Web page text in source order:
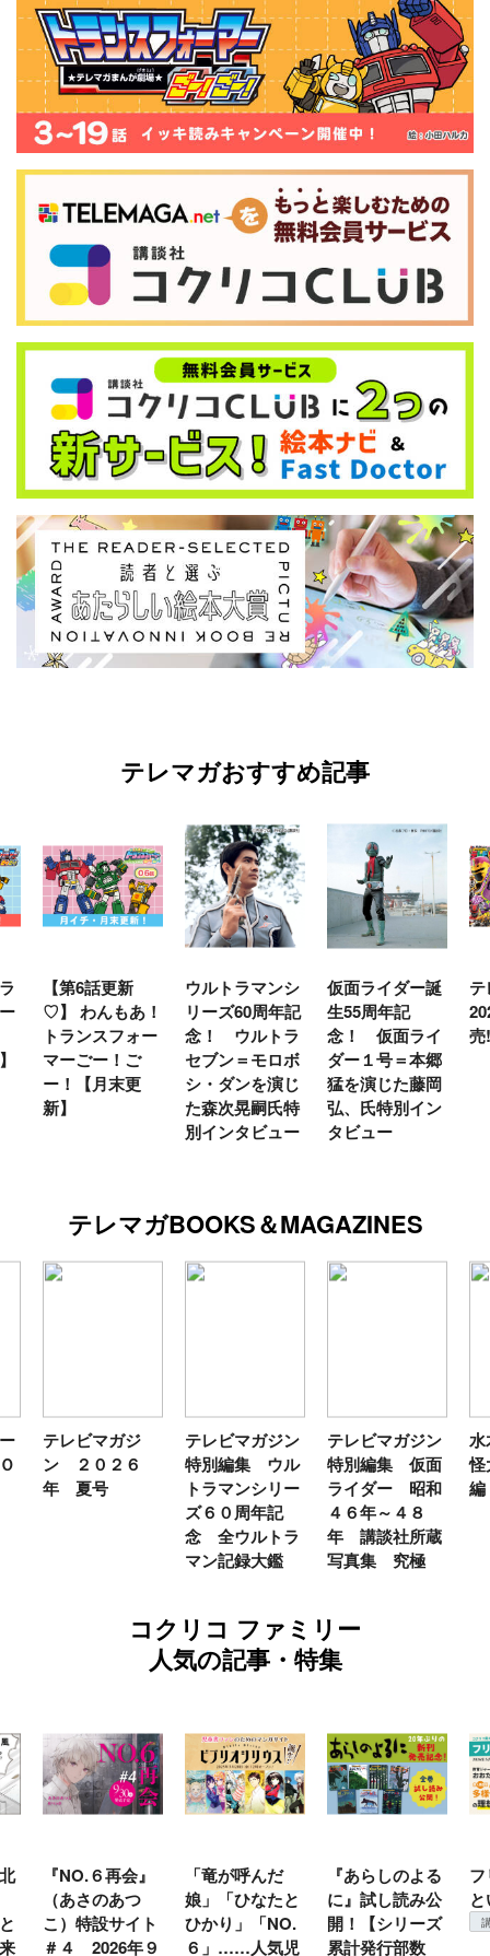
テレマガおすすめ記事
ウルトラマンシ
リーズ60周年記
念！ ウルトラ
セブン＝モロボ
シ・ダンを演じ
た森次晃嗣氏特
仮面ライダー誕
生55周年記
念！ 仮面ライ
ダー１号＝本郷
猛を演じた藤岡
弘、氏特別イン
タビュー
テレビマガジン
2026年夏号発
売!!
見
念
テレマガBOOKS＆MAGAZINES
テレビマガジン
特別編集 ウル
トラマンシリー
テレビマガジン
特別編集 仮面
ライダー 昭和
４６年～４８
年 講談社所蔵
写真集 究極
水木しげる 妖
怪大図録 日本
編
編
コクリコ ファミリー
人気の記事・特集
「竜が呼んだ
娘」「ひなたと
ひかり」「NO.
６」……人気児
『あらしのよる
に』試し読み公
開！【シリーズ
累計発行部数
フリースクール
という選択
講談社コクリコ